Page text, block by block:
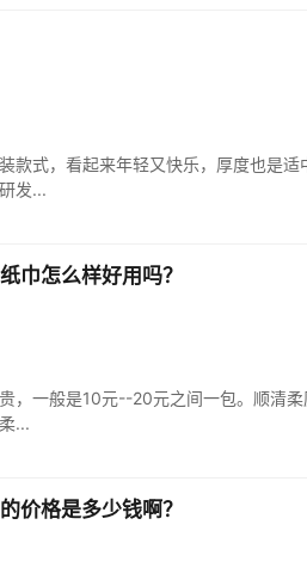
款式，看起来年轻又快乐，厚度也是
发...
巾怎么样好用吗？
，一般是10元--20元之间一包。顺清
...
价格是多少钱啊？